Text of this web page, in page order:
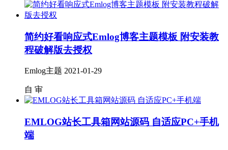
简约好看响应式Emlog博客主题模板 附安装教
程破解版去授权
Emlog主题 2021-01-29
自 审
EMLOG站长工具箱网站源码 自适应PC+手机
端